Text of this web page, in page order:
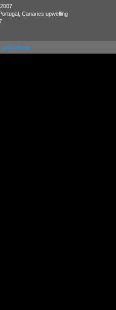
Canaries upwelling
précédente